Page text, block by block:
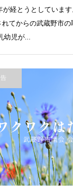
が経とうとしていま
てからの武蔵野市の
児が...